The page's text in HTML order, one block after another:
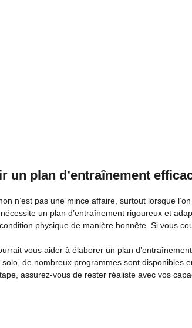
un plan d’entraînement
n’est pas une mince affaire, surtout lorsque
un plan d’entraînement rigoureux et
physique de manière honnête. Si vous
vous aider à élaborer un plan
de nombreux programmes sont disponibles
assurez-vous de rester réaliste avec vos